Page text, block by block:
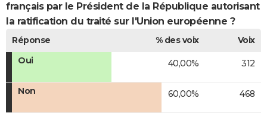
français par le Président de la République autorisant
la ratification du traité sur l'Union européenne ?
Réponse % des voix
Voix
Oui
40,00% 312
Non 60,00% 468